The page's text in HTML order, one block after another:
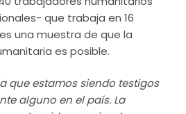
que trabaja en 16
una muestra de que la
es posible.
que estamos siendo testigos
alguno en el país. La